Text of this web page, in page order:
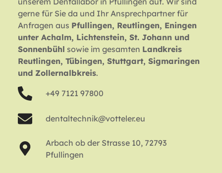
gerne für Sie da und Ihr Ansprechpartner für
Anfragen aus Pfullingen, Reutlingen, Eningen
unter Achalm, Lichtenstein, St. Johann und
Sonnenbühl sowie im gesamten Landkreis
Reutlingen, Tübingen, Stuttgart, Sigmaringen
und Zollernalbkreis.
+49 7121 97800
dentaltechnik@votteler.eu
Arbach ob der Strasse 10, 72793
Pfullingen